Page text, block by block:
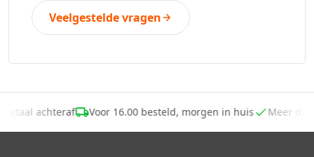
Veelgestelde vragen
Betaal achteraf Voor 16.00 besteld, morgen in huis Meer